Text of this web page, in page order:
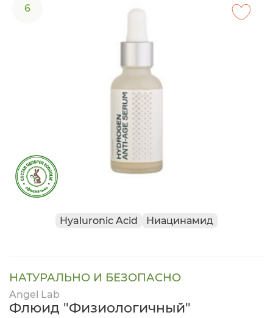
6
Hyaluronic Acid Ниацинамид
НАТУРАЛЬНО И БЕЗОПАСНО
Angel Lab
Флюид "Физиологичный"